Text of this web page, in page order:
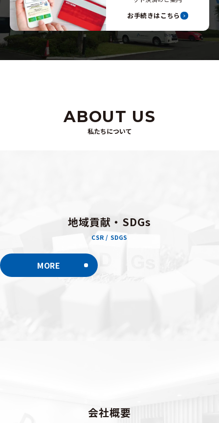
お手続きはこちら
ABOUT US
私たちについて
地域貢献・SDGs
CSR / SDGS
MORE
会社概要